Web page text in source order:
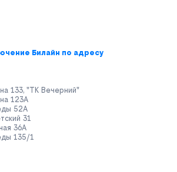
Билайн по адресу
133, "ТК Вечерний"
123А
52А
31
36А
135/1